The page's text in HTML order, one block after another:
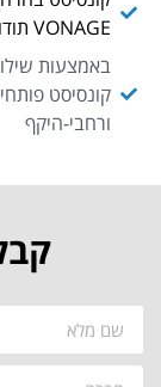
VONAGE תודות להיותה של החברה מובילה עולמית בתחום
באמצעות
קונסיסט
ורחבי-היקף